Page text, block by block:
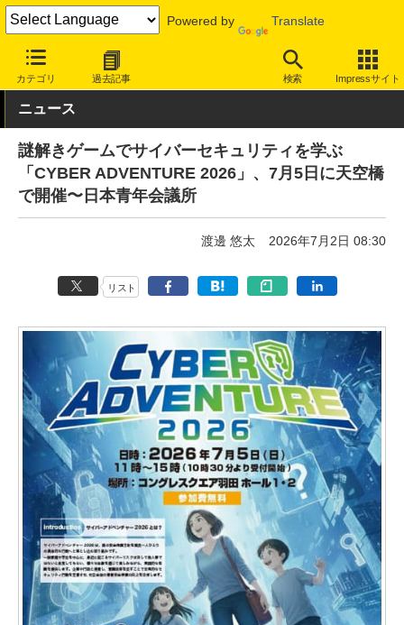
Powered by Translate
カテゴリ 過去記事 検索 Impressサイト
INTERNET Watch トピック その他
ニュース
謎解きゲームでサイバーセキュリティを学ぶ
「CYBER ADVENTURE 2026」、7月5日に天空橋
で開催〜日本青年会議所
渡邊 悠太 2026年7月2日 08:30
リスト